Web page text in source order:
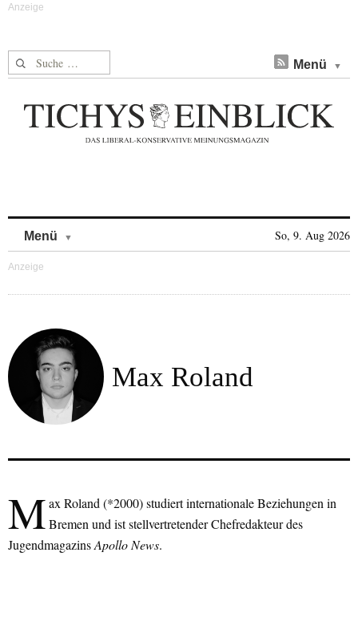
Suche nach: Menü
Menü So, 9. Aug 2026
Max Roland
Max Roland (*2000) studiert internationale Beziehungen in
Bremen und ist stellvertretender Chefredakteur des
JugendmagazinsApollo News.